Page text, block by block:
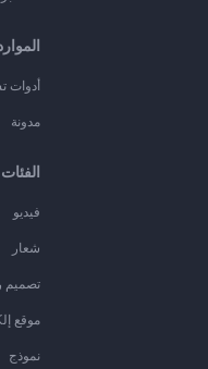
أدوات
مدونة
الفئات
فيديو
شعار
تصميم
موقع
نموذج